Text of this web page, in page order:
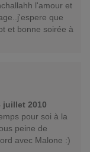
l'amour et
que
et bonne soirée à
juillet 2010
pour soi à la
peine de
avec Malone :)